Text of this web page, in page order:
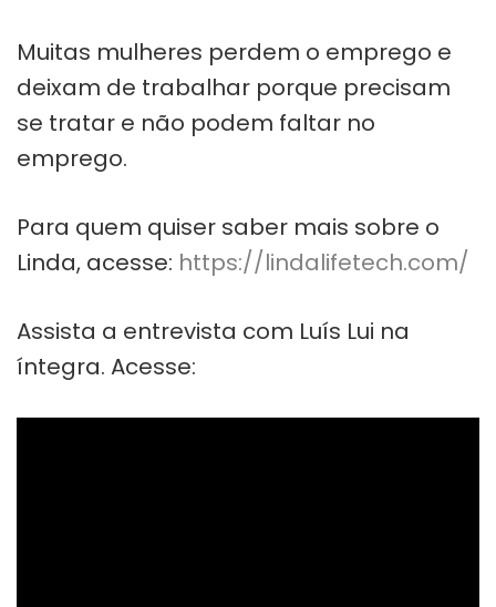
Muitas mulheres perdem o emprego e
deixam de trabalhar porque precisam
se tratar e não podem faltar no
emprego.
Para quem quiser saber mais sobre o
Linda, acesse: https://lindalifetech.com/
Assista a entrevista com Luís Lui na
íntegra. Acesse: